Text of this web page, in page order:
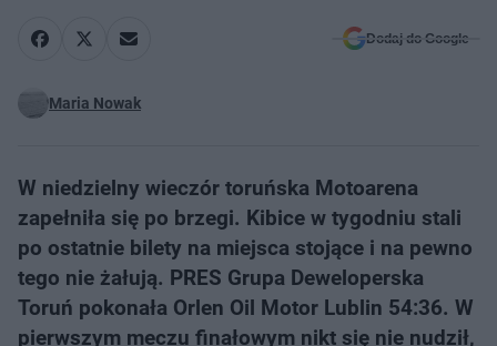
Dodaj do Google
Maria Nowak
W niedzielny wieczór toruńska Motoarena
zapełniła się po brzegi. Kibice w tygodniu stali
po ostatnie bilety na miejsca stojące i na pewno
tego nie żałują. PRES Grupa Deweloperska
Toruń pokonała Orlen Oil Motor Lublin 54:36. W
pierwszym meczu finałowym nikt się nie nudził,